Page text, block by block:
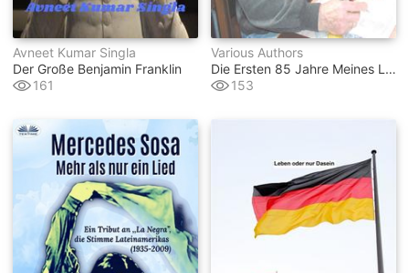
Avneet Kumar Singla
Der Große Benjamin Franklin
161
Various Authors
Die Ersten 85 Jahre Meines Lebens
153